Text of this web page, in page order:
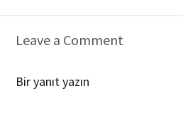
Leave a Comment
Bir yanıt yazın